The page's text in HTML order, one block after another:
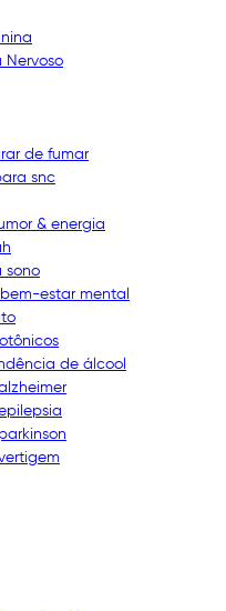
Nervoso
de fumar
snc
& energia
sono
estar mental
de álcool